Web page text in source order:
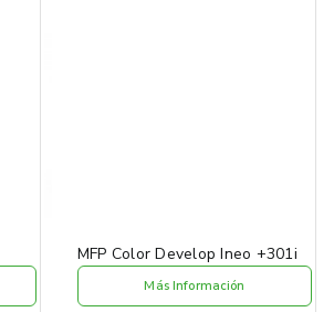
MFP Color Develop Ineo +301i
Más Información